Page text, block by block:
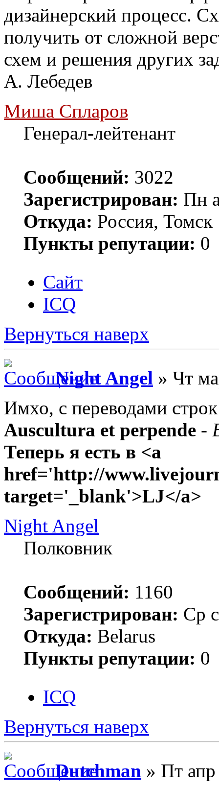
дизайнерский процесс.
получить от сложной
схем и решения других
A. Лебедев
Миша Спларов
Генерал-лейтенант
Сообщений: 3022
Зарегистрирован: Пн
Откуда: Россия, Томск
Пункты репутации: 0
Сайт
ICQ
Вернуться наверх
Night Angel » Чт
Имхо, с переводами
Auscultura et perpende -
Теперь я есть в <a
href='http://
target='_blank'>LJ</a>
Night Angel
Полковник
Сообщений: 1160
Зарегистрирован: Ср
Откуда: Belarus
Пункты репутации: 0
ICQ
Вернуться наверх
Dutchman » Пт